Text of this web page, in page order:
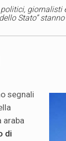
giornalisti
Stato”
segnali
araba
di